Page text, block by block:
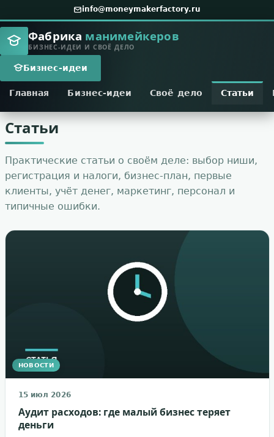
info@moneymakerfactory.ru
Фабрика манимейкеров
БИЗНЕС-ИДЕИ И СВОЁ ДЕЛО
Главная Бизнес-идеи Своё дело Статьи
Бизнес-идеи
Статьи
Практические статьи о своём деле: выбор ниши,
регистрация и налоги, бизнес-план, первые
клиенты, учёт денег, маркетинг, персонал и
типичные ошибки.
НОВОСТИ
15 июл 2026
Аудит расходов: где малый бизнес теряет
деньги